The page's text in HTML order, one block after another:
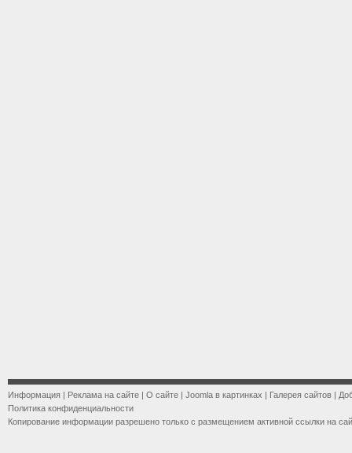
Информация | Реклама на сайте | О сайте | Joomla в картинках | Галерея сайтов |
Политика конфиденциальности
Копирование информации разрешено только с размещением активной ссылки на